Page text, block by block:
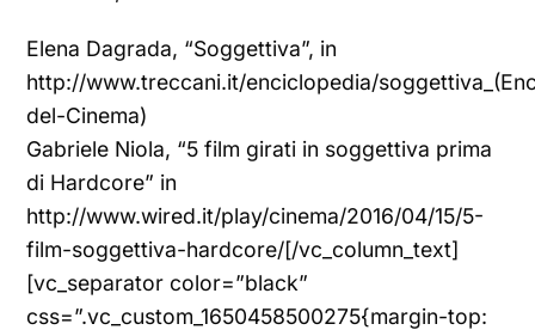
Elena Dagrada, “Soggettiva”, in
http://www.treccani.it/enciclopedia/
del-Cinema)
Gabriele Niola, “5 film girati in soggettiva prima
di Hardcore” in
http://www.wired.it/play/cinema/2016/04/15/5-
film-soggettiva-hardcore/[/vc_column_text]
[vc_separator color=”black”
css=”.vc_custom_1650458500275{margin-top: